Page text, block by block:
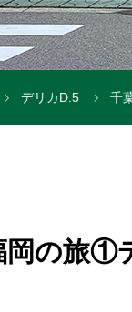
デリカD:5 千
岡の旅①